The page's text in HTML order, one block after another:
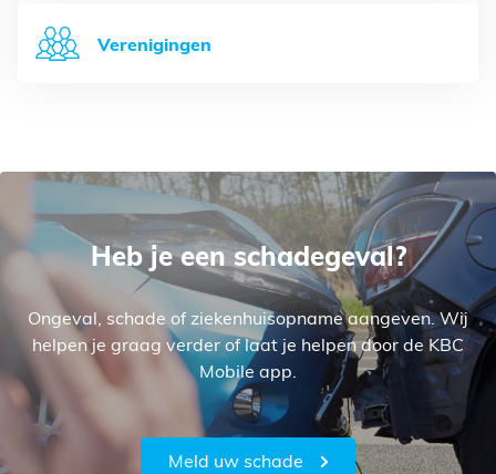
Verenigingen
Heb je een schadegeval?
Ongeval, schade of ziekenhuisopname aangeven. Wij
helpen je graag verder of laat je helpen door de KBC
Mobile app.
Meld uw schade